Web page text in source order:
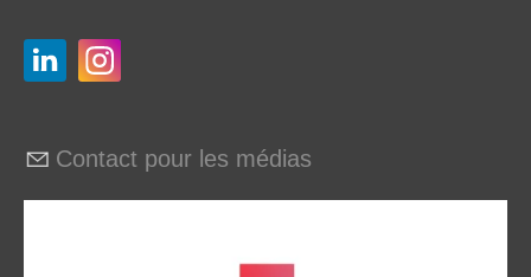
Contact pour les médias